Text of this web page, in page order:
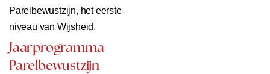
Parelbewustzijn, het eerste
niveau van Wijsheid.
Jaarprogramma
Parelbewustzijn